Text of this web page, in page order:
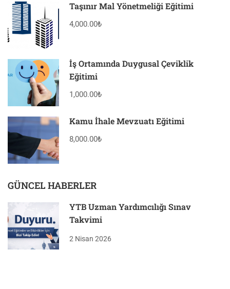
Taşınır Mal Yönetmeliği Eğitimi
4,000.00₺
İş Ortamında Duygusal Çeviklik
Eğitimi
1,000.00₺
Kamu İhale Mevzuatı Eğitimi
8,000.00₺
GÜNCEL HABERLER
YTB Uzman Yardımcılığı Sınav
Takvimi
2 Nisan 2026